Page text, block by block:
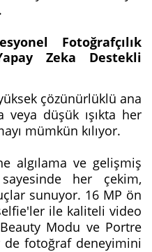
Fotoğrafçılık
Zeka Destekli
çözünürlüklü ana
veya düşük ışıkta her
mümkün kılıyor.
algılama ve gelişmiş
her çekim,
sunuyor. 16 MP ön
ile kaliteli video
Modu ve Portre
de fotoğraf deneyimini